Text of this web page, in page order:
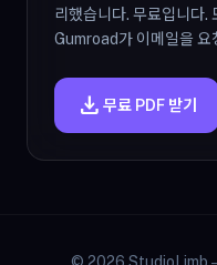
리했습니다. 무료입니다.
Gumroad가 이메일을 요
download 무료 PDF 받기